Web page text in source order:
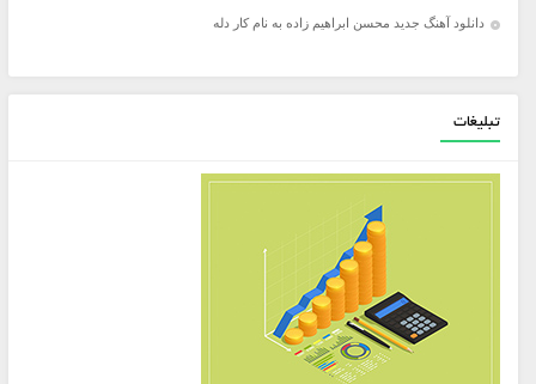
دانلود آهنگ جدید محسن ابراهیم زاده به نام کار دله
تبلیغات